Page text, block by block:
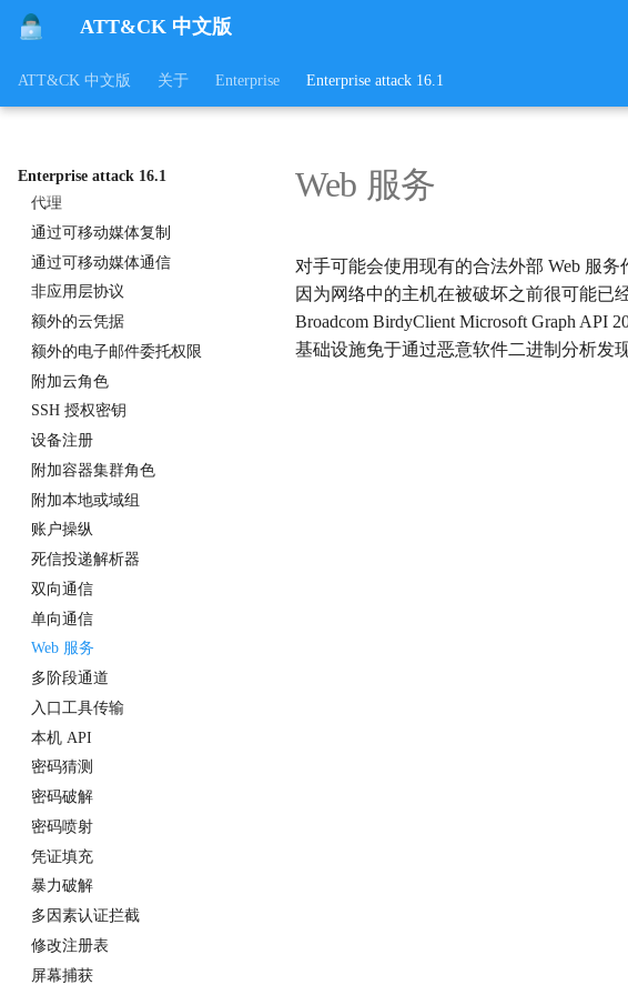
ATT&CK 中文版
ATT&CK 中文版 关于 Enterprise Enterprise attack 16.1
Enterprise attack 16.1
云账户
内部代理
外部代理
域前置
代理
通过可移动媒体复制
通过可移动媒体通信
非应用层协议
额外的云凭据
额外的电子邮件委托权限
附加云角色
SSH 授权密钥
设备注册
附加容器集群角色
附加本地或域组
账户操纵
死信投递解析器
双向通信
单向通信
Web 服务
多阶段通道
入口工具传输
本机 API
密码猜测
密码破解
密码喷射
凭证填充
暴力破解
多因素认证拦截
修改注册表
屏幕捕获
Web 服务
对手可能会使用现有的合法外部 Web 服
因为网络中的主机在被破坏之前很可能已
Broadcom BirdyClient Microsoft Graph
基础设施免于通过恶意软件二进制分析发